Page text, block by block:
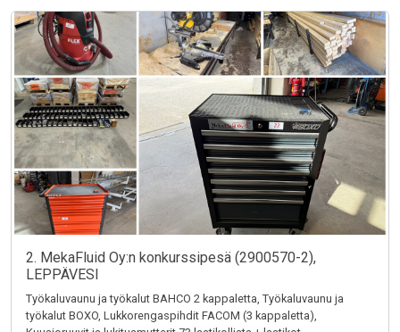
2. MekaFluid Oy:n konkurssipesä (2900570-2),
LEPPÄVESI
Työkaluvaunu ja työkalut BAHCO 2 kappaletta, Työkaluvaunu ja
työkalut BOXO, Lukkorengaspihdit FACOM (3 kappaletta),